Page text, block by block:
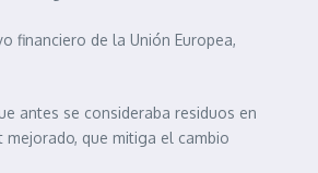
financiero de la Unión Europea,
antes se consideraba residuos en
mejorado, que mitiga el cambio